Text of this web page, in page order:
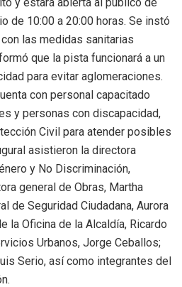
de 10:00 a 20:00 horas. Se instó
las medidas sanitarias
que la pista funcionará a un
para evitar aglomeraciones.
con personal capacitado
y personas con discapacidad,
Civil para atender posibles
asistieron la directora
y No Discriminación,
general de Obras, Martha
de Seguridad Ciudadana, Aurora
la Oficina de la Alcaldía, Ricardo
Urbanos, Jorge Ceballos;
Serio, así como integrantes del